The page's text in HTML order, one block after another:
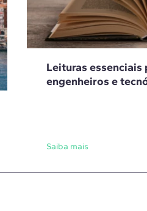
Leituras
engenheiros e
Saiba mais